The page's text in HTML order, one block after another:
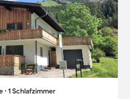
∙ 1 Schlafzimmer